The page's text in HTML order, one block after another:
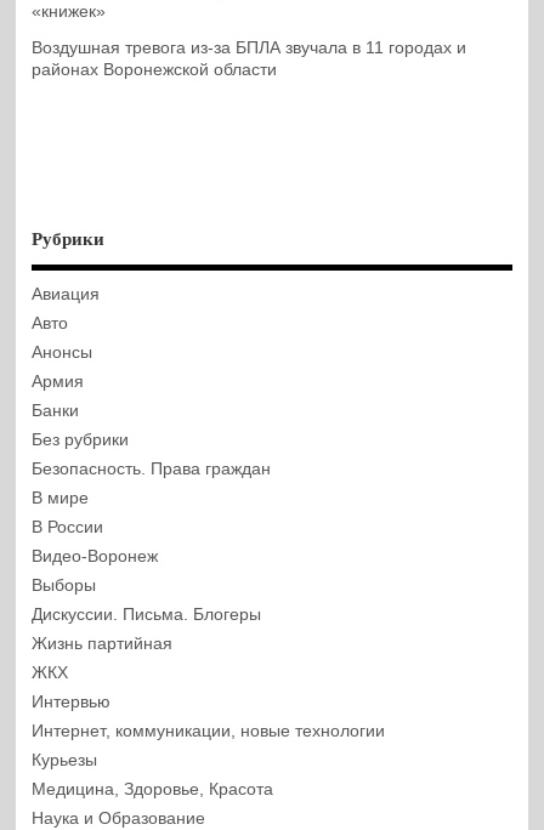
«книжек»
Воздушная тревога из-за БПЛА звучала в 11 городах и
районах Воронежской области
Рубрики
Авиация
Авто
Анонсы
Армия
Банки
Без рубрики
Безопасность. Права граждан
В мире
В России
Видео-Воронеж
Выборы
Дискуссии. Письма. Блогеры
Жизнь партийная
ЖКХ
Интервью
Интернет, коммуникации, новые технологии
Курьезы
Медицина, Здоровье, Красота
Наука и Образование